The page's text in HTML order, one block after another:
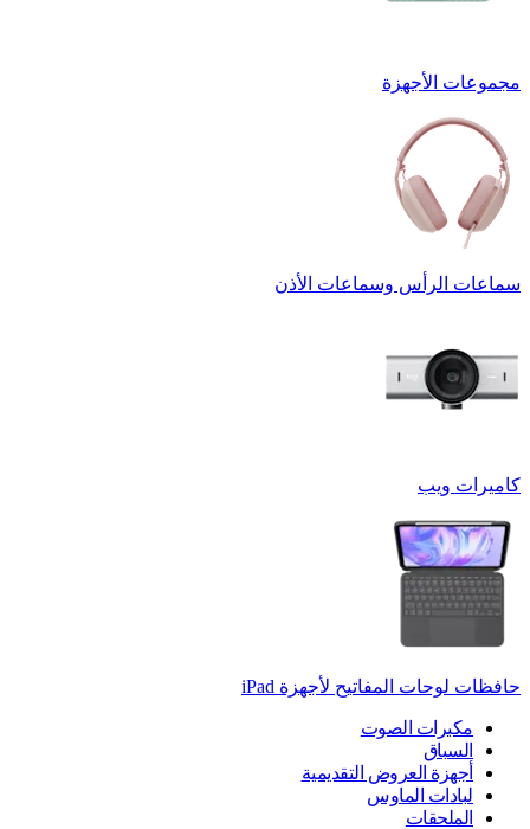
مجموعات الأجهزة
سماعات الرأس وسماعات الأذن
كاميرات ويب
حافظات لوحات المفاتيح لأجهزة ‏iPad
مكبرات الصوت
السباق
أجهزة العروض التقديمية
لبادات الماوس
الملحقات